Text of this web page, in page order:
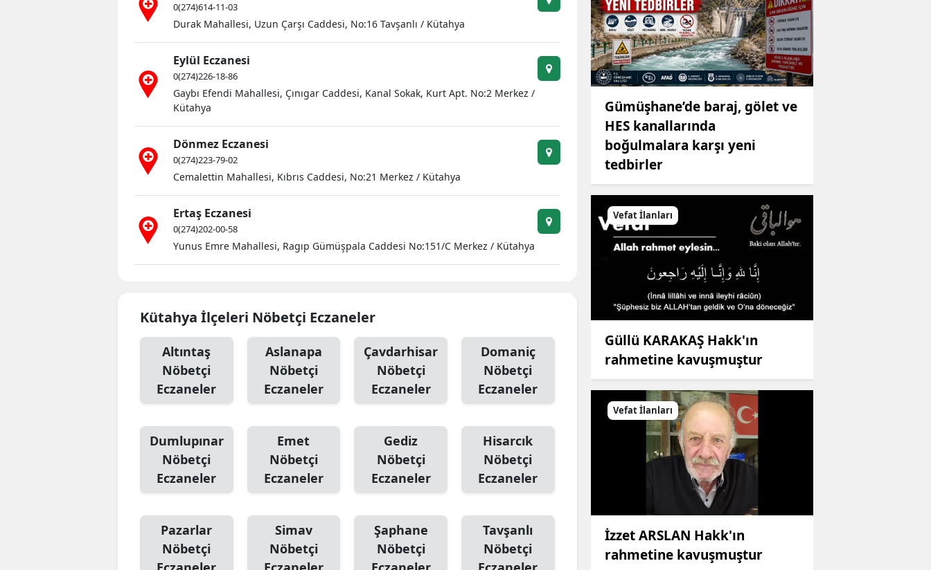
Kastamonu
Kırklareli
Kocaeli
Malatya
Manisa
Kahramanmaraş
Muğla
Muş
Niğde
Ordu
0(274)614-11-03
Durak Mahallesi, Uzun Çarşı Caddesi, No:16 Tavşanlı / Kütahya
Eylül Eczanesi
0(274)226-18-86
Gaybı Efendi Mahallesi, Çınıgar Caddesi, Kanal Sokak, Kurt Apt. No:2 Merkez /
Kütahya
Dönmez Eczanesi
0(274)223-79-02
Cemalettin Mahallesi, Kıbrıs Caddesi, No:21 Merkez / Kütahya
Ertaş Eczanesi
0(274)202-00-58
Yunus Emre Mahallesi, Ragıp Gümüşpala Caddesi No:151/C Merkez / Kütahya
Kütahya İlçeleri Nöbetçi Eczaneler
Altıntaş
Nöbetçi
Eczaneler
Aslanapa
Nöbetçi
Eczaneler
Çavdarhisar
Nöbetçi
Eczaneler
Domaniç
Nöbetçi
Eczaneler
Dumlupınar
Nöbetçi
Eczaneler
Emet
Nöbetçi
Eczaneler
Gediz
Nöbetçi
Eczaneler
Hisarcık
Nöbetçi
Eczaneler
Pazarlar
Nöbetçi
Simav
Nöbetçi
Şaphane
Nöbetçi
Tavşanlı
Nöbetçi
Gümüşhane’de baraj, gölet ve
HES kanallarında
boğulmalara karşı yeni
tedbirler
Vefat İlanları
Güllü KARAKAŞ Hakk'ın
rahmetine kavuşmuştur
Vefat İlanları
İzzet ARSLAN Hakk'ın
rahmetine kavuşmuştur